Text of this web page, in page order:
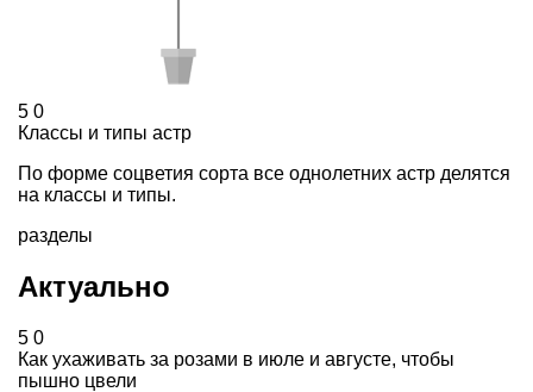
5 0
Классы и типы астр
По форме соцветия сорта все однолетних астр делятся
на классы и типы.
разделы
Актуально
5 0
Как ухаживать за розами в июле и августе, чтобы
пышно цвели